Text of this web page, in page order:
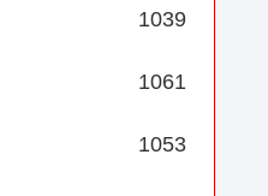
1039
1061
1053